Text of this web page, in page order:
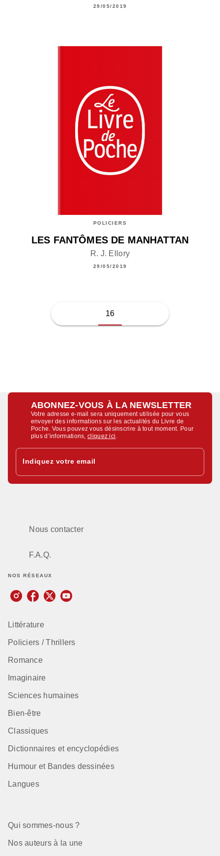
29/05/2019
POLICIERS
LES FANTÔMES DE MANHATTAN
R. J. Ellory
29/05/2019
16
ABONNEZ-VOUS À LA NEWSLETTER
Votre adresse e-mail sera uniquement utilisée pour vous
envoyer des informations sur les actualités du Livre de
Poche. Vous pouvez vous désinscrire à tout moment. Pour
plus d’informations,cliquez ici
Indiquez votre email
Nous contacter
F.A.Q.
NOS RÉSEAUX
Littérature
Policiers / Thrillers
Romance
Imaginaire
Sciences humaines
Bien-être
Classiques
Dictionnaires et encyclopédies
Humour et Bandes dessinées
Langues
Qui sommes-nous ?
Nos auteurs à la une